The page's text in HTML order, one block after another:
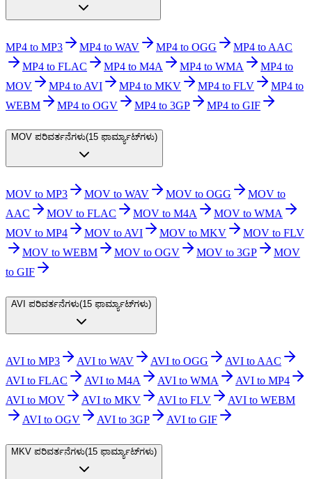
MP4 to MP3 MP4 to WAV MP4 to OGG
MP4 to AAC
MP4 to FLAC
MP4 to M4A MP4 to WMA
MP4 to
MOV
MP4 to AVI MP4 to MKV MP4 to FLV
MP4 to
WEBM
MP4 to OGV MP4 to 3GP MP4 to GIF
MOV ಪರಿವರ್ತನೆಗಳು(15 ಫಾರ್ಮ್ಯಾಟ್‌ಗಳು)
MOV to MP3 MOV to WAV MOV to OGG
MOV to
AAC
MOV to FLAC MOV to M4A
MOV to WMA
MOV to MP4
MOV to AVI MOV to MKV
MOV to FLV
MOV to WEBM
MOV to OGV MOV to 3GP
MOV
to GIF
AVI ಪರಿವರ್ತನೆಗಳು(15 ಫಾರ್ಮ್ಯಾಟ್‌ಗಳು)
AVI to MP3 AVI to WAV AVI to OGG
AVI to AAC
AVI to FLAC
AVI to M4A AVI to WMA
AVI to MP4
AVI to MOV
AVI to MKV AVI to FLV
AVI to WEBM
AVI to OGV
AVI to 3GP AVI to GIF
MKV ಪರಿವರ್ತನೆಗಳು(15 ಫಾರ್ಮ್ಯಾಟ್‌ಗಳು)